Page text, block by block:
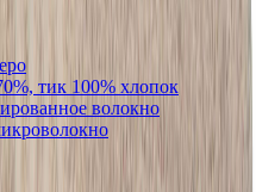
тик 100% хлопок
волокно